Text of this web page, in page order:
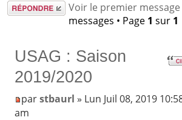
Répondre Voir le premier
messages • Page 1 sur 1
USAG : Saison
2019/2020
parstbaurl » Lun Juil 08, 2019
am